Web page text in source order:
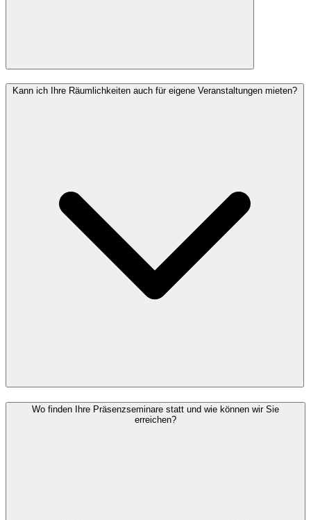
Kann ich Ihre Räumlichkeiten auch für eigene Veranstaltungen mieten?
Wo finden Ihre Präsenzseminare statt und wie können wir Sie
erreichen?